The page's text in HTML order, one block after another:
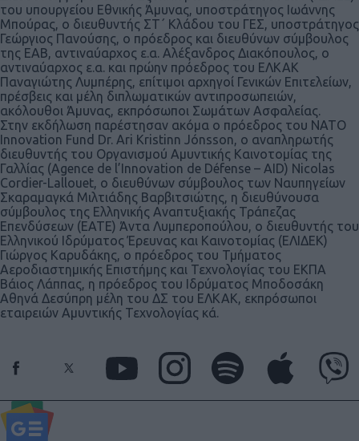
του υπουργείου Εθνικής Άμυνας, υποστράτηγος Ιωάννης
Μπούρας, ο διευθυντής ΣΤ΄ Κλάδου του ΓΕΣ, υποστράτηγος
Γεώργιος Πανούσης, ο πρόεδρος και διευθύνων σύμβουλος
της ΕΑΒ, αντιναύαρχος ε.α. Αλέξανδρος Διακόπουλος, ο
αντιναύαρχος ε.α. και πρώην πρόεδρος του ΕΛΚΑΚ
Παναγιώτης Λυμπέρης, επίτιμοι αρχηγοί Γενικών Επιτελείων,
πρέσβεις και μέλη διπλωματικών αντιπροσωπειών,
ακόλουθοι Άμυνας, εκπρόσωποι Σωμάτων Ασφαλείας.
Στην εκδήλωση παρέστησαν ακόμα ο πρόεδρος του NATO
Innovation Fund Dr. Ari Kristinn Jónsson, ο αναπληρωτής
διευθυντής του Οργανισμού Αμυντικής Καινοτομίας της
Γαλλίας (Agence de l’Innovation de Défense – AID) Nicolas
Cordier-Lallouet, ο διευθύνων σύμβουλος των Ναυπηγείων
Σκαραμαγκά Μιλτιάδης Βαρβιτσιώτης, η διευθύνουσα
σύμβουλος της Ελληνικής Αναπτυξιακής Τράπεζας
Επενδύσεων (ΕΑΤΕ) Άντα Λυμπεροπούλου, ο διευθυντής του
Ελληνικού Ιδρύματος Έρευνας και Καινοτομίας (ΕΛΙΔΕΚ)
Γιώργος Καρυδάκης, ο πρόεδρος του Τμήματος
Αεροδιαστημικής Επιστήμης και Τεχνολογίας του ΕΚΠΑ
Βάιος Λάππας, η πρόεδρος του Ιδρύματος Μποδοσάκη
Αθηνά Δεσύπρη μέλη του ΔΣ του ΕΛΚΑΚ, εκπρόσωποι
εταιρειών Αμυντικής Τεχνολογίας κά.